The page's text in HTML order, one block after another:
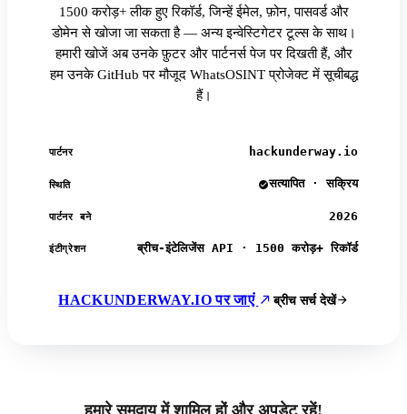
1500 करोड़+ लीक हुए रिकॉर्ड, जिन्हें ईमेल, फ़ोन, पासवर्ड और
डोमेन से खोजा जा सकता है — अन्य इन्वेस्टिगेटर टूल्स के साथ।
हमारी खोजें अब उनके फ़ुटर और पार्टनर्स पेज पर दिखती हैं, और
हम उनके GitHub पर मौजूद WhatsOSINT प्रोजेक्ट में सूचीबद्ध
हैं।
पार्टनर hackunderway.io
स्थिति सत्यापित · सक्रिय
पार्टनर बने 2026
इंटीग्रेशन ब्रीच-इंटेलिजेंस API · 1500 करोड़+ रिकॉर्ड
HACKUNDERWAY.IO पर जाएं ब्रीच सर्च देखें
हमारे समुदाय में शामिल हों और अपडेट रहें!